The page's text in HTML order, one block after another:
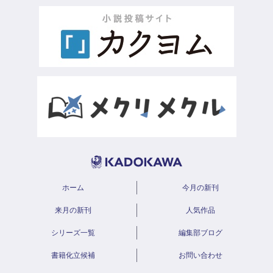
ホーム 今月の新刊
来月の新刊 人気作品
シリーズ一覧 編集部ブログ
書籍化立候補 お問い合わせ